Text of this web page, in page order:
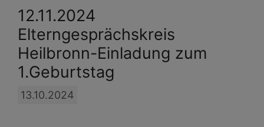
12.11.2024
Elterngesprächskreis
Heilbronn-Einladung zum
1.Geburtstag
13.10.2024